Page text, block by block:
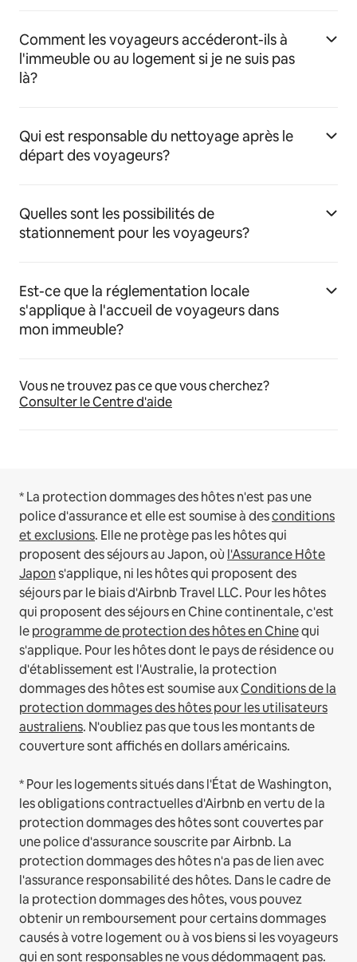
Comment les voyageurs accéderont-ils à
l'immeuble ou au logement si je ne suis pas
là?
Qui est responsable du nettoyage après le
départ des voyageurs?
Quelles sont les possibilités de
stationnement pour les voyageurs?
Est-ce que la réglementation locale
s'applique à l'accueil de voyageurs dans
mon immeuble?
Vous ne trouvez pas ce que vous cherchez?
Consulter le Centre d'aide
* La protection dommages des hôtes n'est pas une
police d'assurance et elle est soumise à desconditions
et exclusions. Elle ne protège pas les hôtes qui
proposent des séjours au Japon, où l'Assurance Hôte
Japons'applique, ni les hôtes qui proposent des
séjours par le biais d'Airbnb Travel LLC. Pour les hôtes
qui proposent des séjours en Chine continentale, c'est
leprogramme de protection des hôtes en Chinequi
s'applique. Pour les hôtes dont le pays de résidence ou
d'établissement est l'Australie, la protection
dommages des hôtes est soumise auxConditions de la
protection dommages des hôtes pour les utilisateurs
australiens. N'oubliez pas que tous les montants de
couverture sont affichés en dollars américains.
* Pour les logements situés dans l'État de Washington,
les obligations contractuelles d'Airbnb en vertu de la
protection dommages des hôtes sont couvertes par
une police d'assurance souscrite par Airbnb. La
protection dommages des hôtes n'a pas de lien avec
l'assurance responsabilité des hôtes. Dans le cadre de
la protection dommages des hôtes, vous pouvez
obtenir un remboursement pour certains dommages
causés à votre logement ou à vos biens si les voyageurs
qui en sont responsables ne vous dédommagent pas.